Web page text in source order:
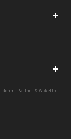
Idonms Partner& WakeUp